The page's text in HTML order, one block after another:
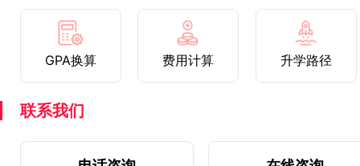
GPA换算 费用计算 升学路径
联系我们